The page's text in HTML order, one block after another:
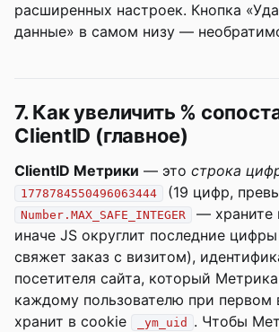
расширенных настроек. Кнопка
данные» в самом низу —
7. Как увеличить %
ClientID (главное)
ClientID Метрики — это строка
1778784550496063444 (19 цифр,
Number.MAX_SAFE_INTEGER
— храните
иначе JS округлит последние
свяжет заказ с визитом),
посетителя сайта, который
каждому пользователю при первом
хранит в cookie
_ym_uid
. Чтобы